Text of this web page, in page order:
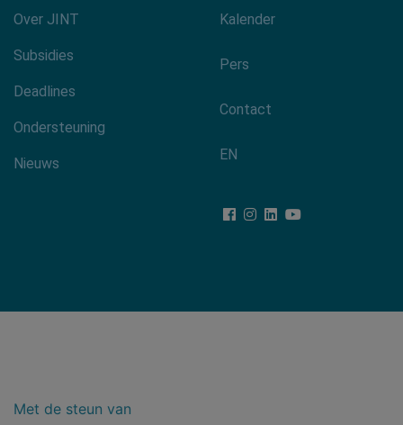
Footer-
menu
Over JINT
Subsidies
Deadlines
Ondersteuning
Nieuws
Kalender
Pers
Contact
EN
Met de steun van